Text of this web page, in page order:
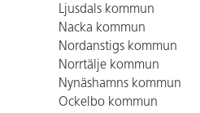
Ljusdals kommun
Nacka kommun
Nordanstigs kommun
Norrtälje kommun
Nynäshamns kommun
Ockelbo kommun